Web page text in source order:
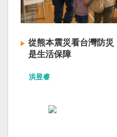
從熊本震災看台灣防
是生活保障
洪昱睿